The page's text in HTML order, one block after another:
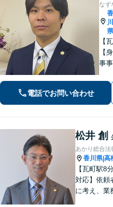
なず
香
川
県
【
【
事
り
で
談
電話でお問い合わせ
松井 創
あかり総合法
香川県|高
【瓦町駅8
対応】依頼
に考え、業